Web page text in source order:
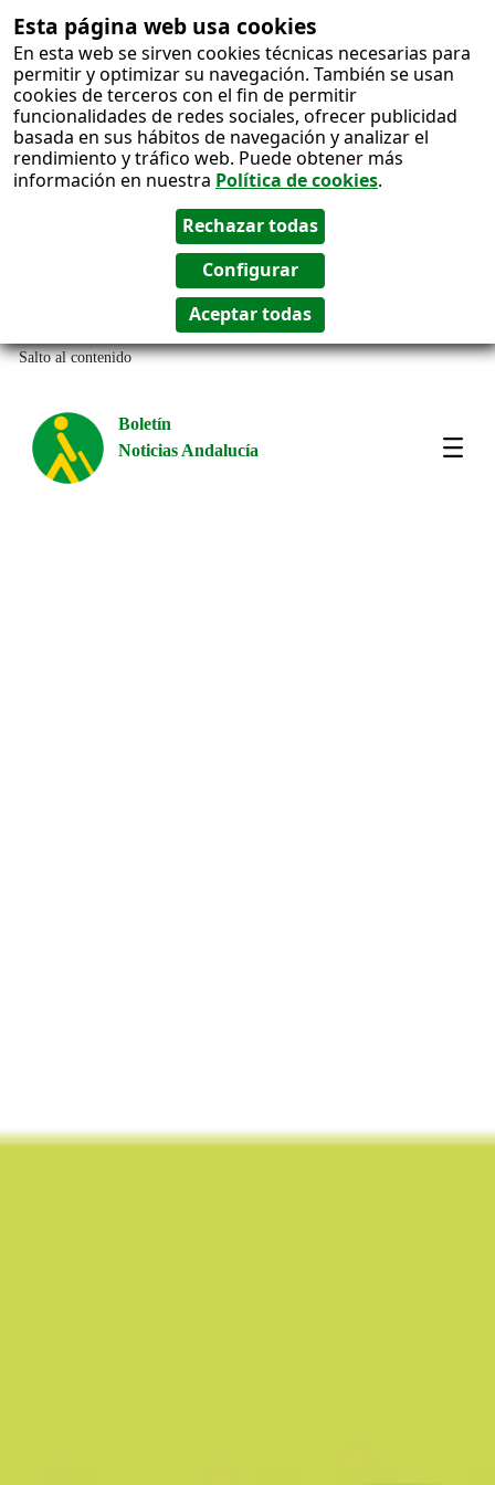
Esta página web usa cookies
En esta web se sirven cookies técnicas necesarias para
permitir y optimizar su navegación. También se usan
cookies de terceros con el fin de permitir
funcionalidades de redes sociales, ofrecer publicidad
basada en sus hábitos de navegación y analizar el
rendimiento y tráfico web. Puede obtener más
información en nuestra Política de cookies.
Salto al contenido
Boletín
Noticias Andalucía